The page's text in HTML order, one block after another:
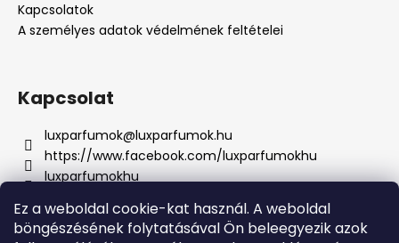
Ez a weboldal cookie-kat használ. A weboldal
böngészésének folytatásával Ön beleegyezik azok
Kapcsolatok
A személyes adatok védelmének feltételei
Kapcsolat
luxparfumok@luxparfumok.hu
https://www.facebook.com/luxparfumokhu
luxparfumokhu